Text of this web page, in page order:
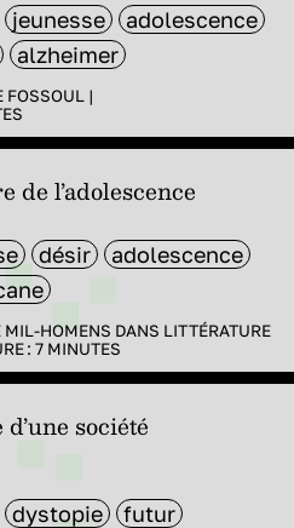
jeunesse
adolescence
alzheimer
FOSSOUL |
de l’adolescence
désir
adolescence
MIL-HOMENS DANS LITTÉRATURE
: 7 MINUTES
société
dystopie
futur